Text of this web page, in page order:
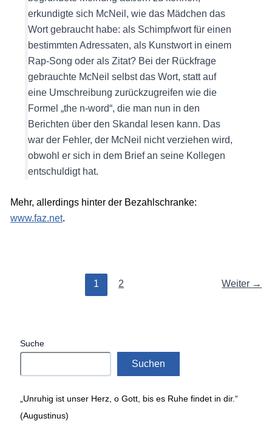
erkundigte sich McNeil, wie das Mädchen das
Wort gebraucht habe: als Schimpfwort für einen
bestimmten Adressaten, als Kunstwort in einem
Rap-Song oder als Zitat? Bei der Rückfrage
gebrauchte McNeil selbst das Wort, statt auf
eine Umschreibung zurückzugreifen wie die
Formel „the n-word“, die man nun in den
Berichten über den Skandal lesen kann. Das
war der Fehler, der McNeil nicht verziehen wird,
obwohl er sich in dem Brief an seine Kollegen
entschuldigt hat.
Mehr, allerdings hinter der Bezahlschranke:
www.faz.net.
1 2 Weiter →
Suche
Suchen
„Unruhig ist unser Herz, o Gott, bis es Ruhe findet in dir.“
(Augustinus)